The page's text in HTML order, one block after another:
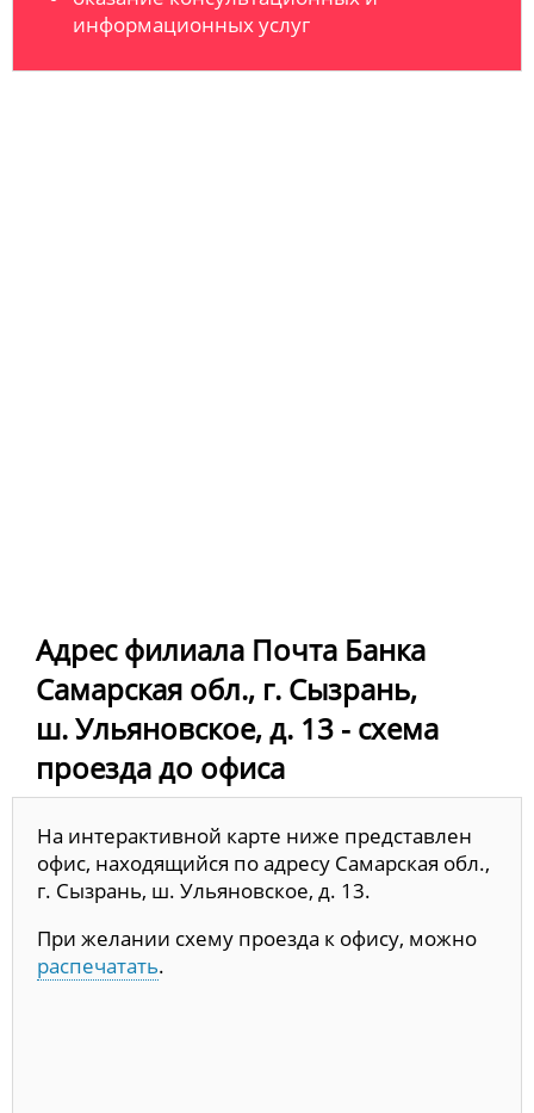
информационных услуг
Адрес филиала Почта Банка
Самарская обл., г. Сызрань,
ш. Ульяновское, д. 13 - схема
проезда до офиса
На интерактивной карте ниже представлен
офис, находящийся по адресу Самарская обл.,
г. Сызрань, ш. Ульяновское, д. 13.
При желании схему проезда к офису, можно
распечатать.